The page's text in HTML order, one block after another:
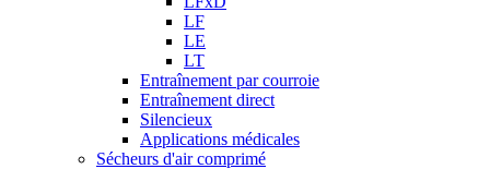
LF
LE
LT
Entraînement par courroie
Entraînement direct
Silencieux
Applications médicales
Sécheurs d'air comprimé